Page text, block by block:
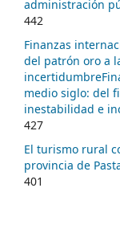
administración
442
Finanzas
del patrón oro a
medio siglo: del
inestabilidad e
427
El turismo rural
provincia de
401